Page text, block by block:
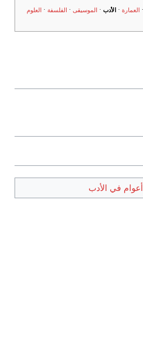
العمارة الأدب الموسيقى الفلسفة
العلوم
أعوام في الأدب